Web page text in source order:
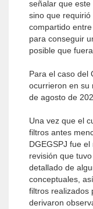
señalar que este
sino que
compartido
para conseguir
posible que
Para el caso del
ocurrieron en su
de agosto de
Una vez que el
filtros antes
DGEGSPJ fue
revisión que
detallado de
conceptuales,
filtros realizados
derivaron